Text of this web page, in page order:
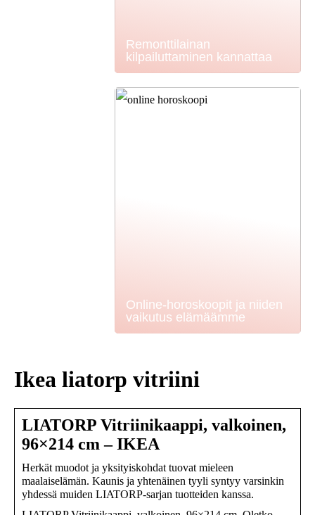
Remonttilainan
kilpailuttaminen kannattaa
Online-horoskoopit ja niiden
vaikutus elämäämme
Ikea liatorp vitriini
LIATORP Vitriinikaappi, valkoinen,
96×214 cm – IKEA
Herkät muodot ja yksityiskohdat tuovat mieleen
maalaiselämän. Kaunis ja yhtenäinen tyyli syntyy varsinkin
yhdessä muiden LIATORP-sarjan tuotteiden kanssa.